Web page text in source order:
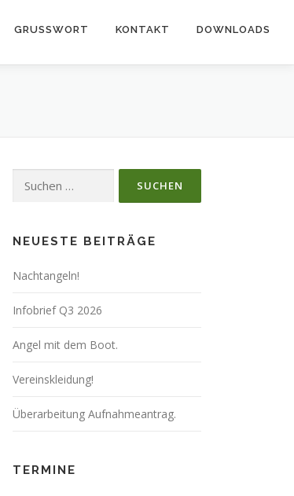
GRUSSWORT KONTAKT DOWNLOADS
nach:
NEUESTE BEITRÄGE
Nachtangeln!
Infobrief Q3 2026
Angel mit dem Boot.
Vereinskleidung!
Überarbeitung Aufnahmeantrag.
TERMINE